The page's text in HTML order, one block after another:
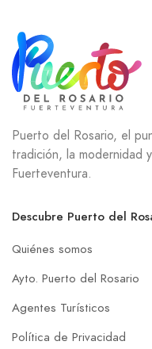
Puerto del Rosario, el
tradición, la modernidad
Fuerteventura.
Descubre Puerto del
Quiénes somos
Ayto. Puerto del Rosario
Agentes Turísticos
Política de Privacidad